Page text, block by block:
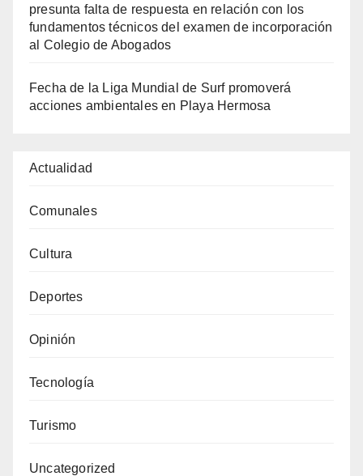
presunta falta de respuesta en relación con los
fundamentos técnicos del examen de incorporación
al Colegio de Abogados
Fecha de la Liga Mundial de Surf promoverá
acciones ambientales en Playa Hermosa
Actualidad
Comunales
Cultura
Deportes
Opinión
Tecnología
Turismo
Uncategorized